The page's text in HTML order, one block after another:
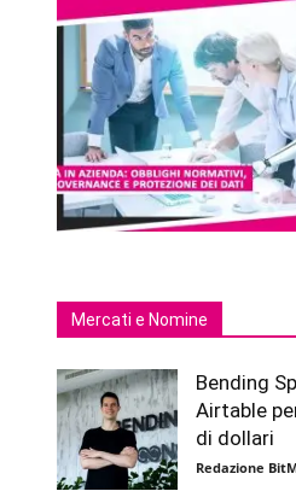
Mercati e Nomine
Bending
Airtable
di dollari
Redazione